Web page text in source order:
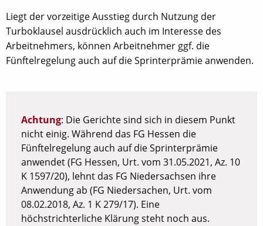
Liegt der vorzeitige Ausstieg durch Nutzung der
Turboklausel ausdrücklich auch im Interesse des
Arbeitnehmers, können Arbeitnehmer ggf. die
Fünftelregelung auch auf die Sprinterprämie anwenden.
Achtung: Die Gerichte sind sich in diesem Punkt
nicht einig. Während das FG Hessen die
Fünftelregelung auch auf die Sprinterprämie
anwendet (FG Hessen, Urt. vom 31.05.2021, Az. 10
K 1597/20), lehnt das FG Niedersachsen ihre
Anwendung ab (FG Niedersachen, Urt. vom
08.02.2018, Az. 1 K 279/17). Eine
höchstrichterliche Klärung steht noch aus.